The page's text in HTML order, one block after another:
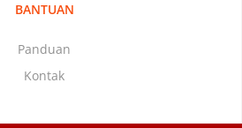
BANTUAN
Panduan
Kontak